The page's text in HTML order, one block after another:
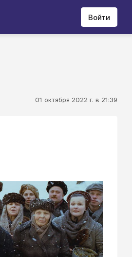
Войти
01 октября 2022 г. в 21:39